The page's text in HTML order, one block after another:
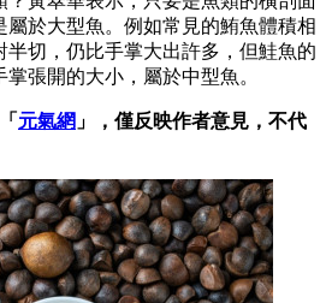
屬於大型魚。例如常見的鮪魚體積相
切，仍比手掌大出許多，但鮭魚的
張開的大小，屬於中型魚。
元氣網 」，僅反映作者意見，不代